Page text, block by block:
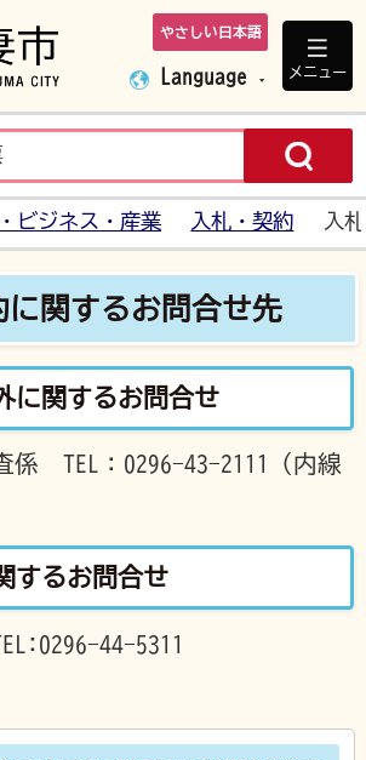
下妻市ホームペ
やさしい日本語
Language メニュー
ビジネス・産業 入札・契約 入
に関するお問合せ先
に関するお問合せ
係 TEL：0296-43-2111（内線
するお問合せ
44-5311